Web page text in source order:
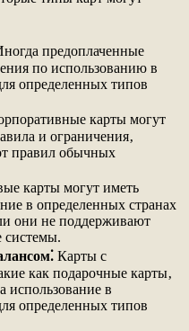
предоплаченные
по использованию в
определенных типов
карты могут
и ограничения‚
правил обычных
карты могут иметь
в определенных странах
они не поддерживают
системы.
Карты с
как подарочные карты‚
использование в
определенных типов